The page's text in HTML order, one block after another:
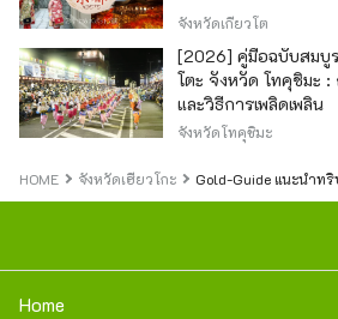
จังหวัดเกียวโต
[2026] คู่มือฉบับสมบู
โตะ จังหวัด โทคุชิมะ
และวิธีการเพลิดเพลิน
จังหวัดโทคุชิมะ
HOME จังหวัดเฮียวโกะ Gold-Guide แนะนำท
Home